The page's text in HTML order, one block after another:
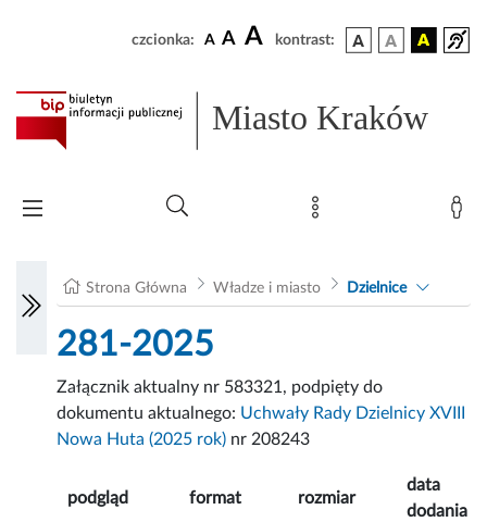
czcionka: A A A kontrast:
Miasto Kraków
Strona Główna Władze i miasto Dzielnice
281-2025
Załącznik aktualny nr 583321, podpięty do
dokumentu aktualnego: Uchwały Rady Dzielnicy XVIII
Nowa Huta (2025 rok) nr 208243
podgląd format rozmiar
data
dodania